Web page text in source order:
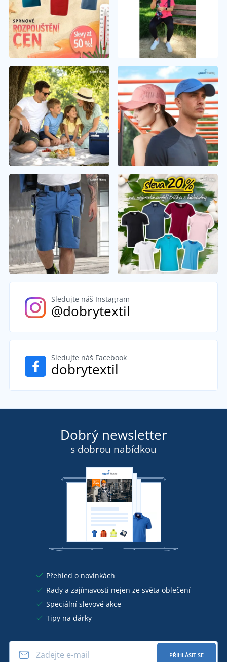
Sledujte náš Instagram
@dobrytextil
Sledujte náš Facebook
dobrytextil
Dobrý newsletter
s dobrou nabídkou
Přehled o novinkách
Rady a zajímavosti nejen ze světa oblečení
Speciální slevové akce
Tipy na dárky
PŘIHLÁSIT SE